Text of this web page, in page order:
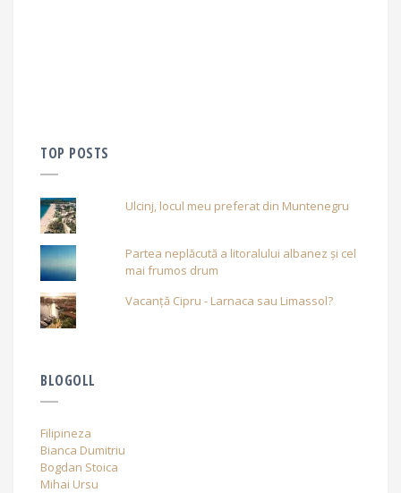
TOP POSTS
Ulcinj, locul meu preferat din Muntenegru
Partea neplăcută a litoralului albanez și cel
mai frumos drum
Vacanță Cipru - Larnaca sau Limassol?
BLOGOLL
Filipineza
Bianca Dumitriu
Bogdan Stoica
Mihai Ursu